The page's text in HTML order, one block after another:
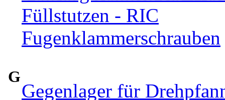
Füllstutzen - RIC
Fugenklammerschrauben
G
Gegenlager für